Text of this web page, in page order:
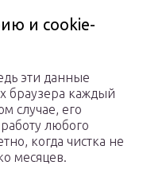
и cookie-
эти данные
браузера каждый
случае, его
любого
когда чистка не
месяцев.